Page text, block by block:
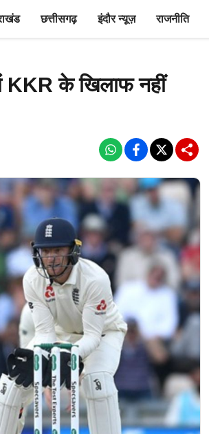
छत्तीसगढ़ इंदौर न्यूज़ राजनीति
KKR के खिलाफ नहीं